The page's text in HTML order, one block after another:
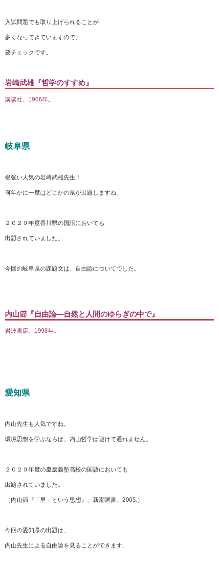
入試問題でも取り上げられることが
多くなってきていますので、
要チェックです。
岩崎武雄『哲学のすすめ』
講談社、1966年。
岐阜県
根強い人気の岩崎武雄先生！
何年かに一度はどこかの県が出題しますね。
２０２０年度香川県の国語においても
出題されていました。
今回の岐阜県の課題文は、自由論についてでした。
内山節『自由論―自然と人間のゆらぎの中で』
岩波書店、1998年。
愛知県
内山先生も人気ですね。
環境思想を学ぶならば、内山哲学は避けて通れません。
２０２０年度の慶應義塾高校の国語においても
出題されていました。
（内山節『「里」という思想』、新潮選書、2005.）
今回の愛知県の出題は、
内山先生による自由論を見ることができます。